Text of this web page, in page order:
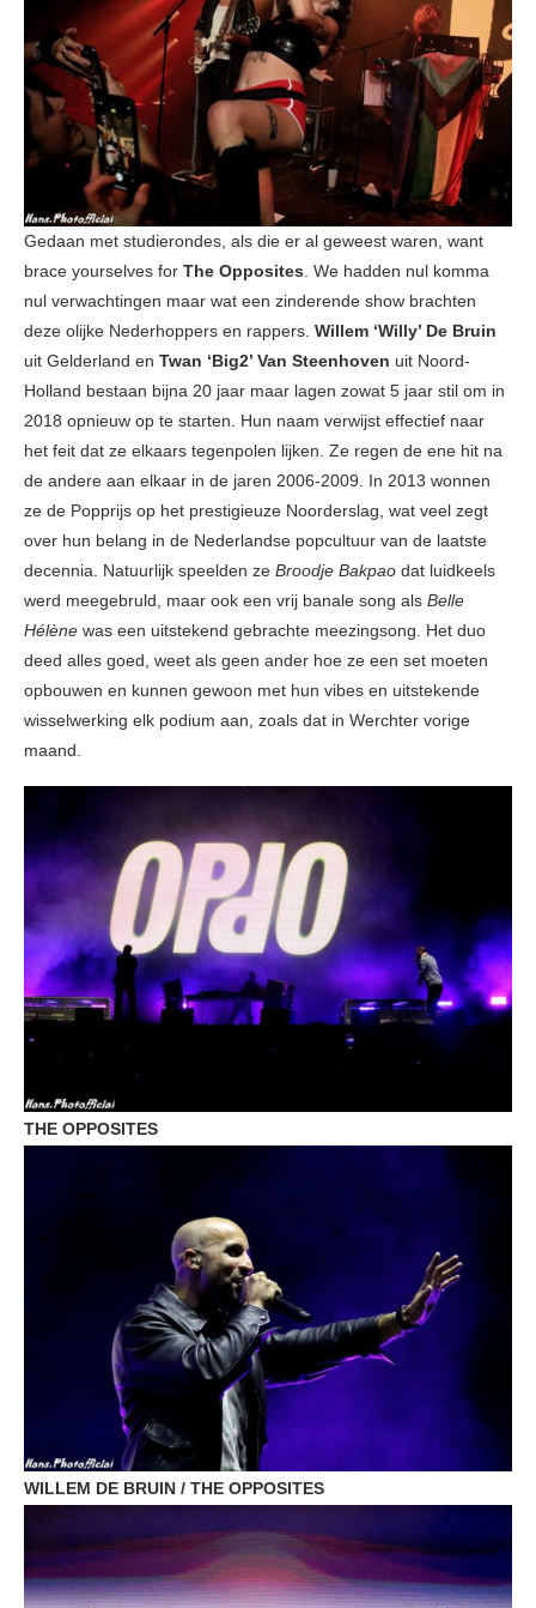
Gedaan met studierondes, als die er al geweest waren, want
brace yourselves for The Opposites . We hadden nul komma
nul verwachtingen maar wat een zinderende show brachten
deze olijke Nederhoppers en rappers. Willem ‘Willy’ De Bruin
uit Gelderland en Twan ‘Big2’ Van Steenhoven uit Noord-
Holland bestaan bijna 20 jaar maar lagen zowat 5 jaar stil om in
2018 opnieuw op te starten. Hun naam verwijst effectief naar
het feit dat ze elkaars tegenpolen lijken. Ze regen de ene hit na
de andere aan elkaar in de jaren 2006-2009. In 2013 wonnen
ze de Popprijs op het prestigieuze Noorderslag, wat veel zegt
over hun belang in de Nederlandse popcultuur van de laatste
decennia. Natuurlijk speelden ze Broodje Bakpao dat luidkeels
werd meegebruld, maar ook een vrij banale song als Belle
Hélène was een uitstekend gebrachte meezingsong. Het duo
deed alles goed, weet als geen ander hoe ze een set moeten
opbouwen en kunnen gewoon met hun vibes en uitstekende
wisselwerking elk podium aan, zoals dat in Werchter vorige
maand.
THE OPPOSITES
WILLEM DE BRUIN / THE OPPOSITES